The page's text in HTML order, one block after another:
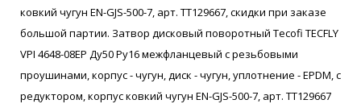
ковкий чугун EN-GJS-500-7, арт. ТТ129667, скидки при заказе
большой партии. Затвор дисковый поворотный Tecofi TECFLY
VPI 4648-08EP Ду50 Ру16 межфланцевый с резьбовыми
проушинами, корпус - чугун, диск - чугун, уплотнение - EPDM, с
редуктором, корпус ковкий чугун EN-GJS-500-7, арт. ТТ129667